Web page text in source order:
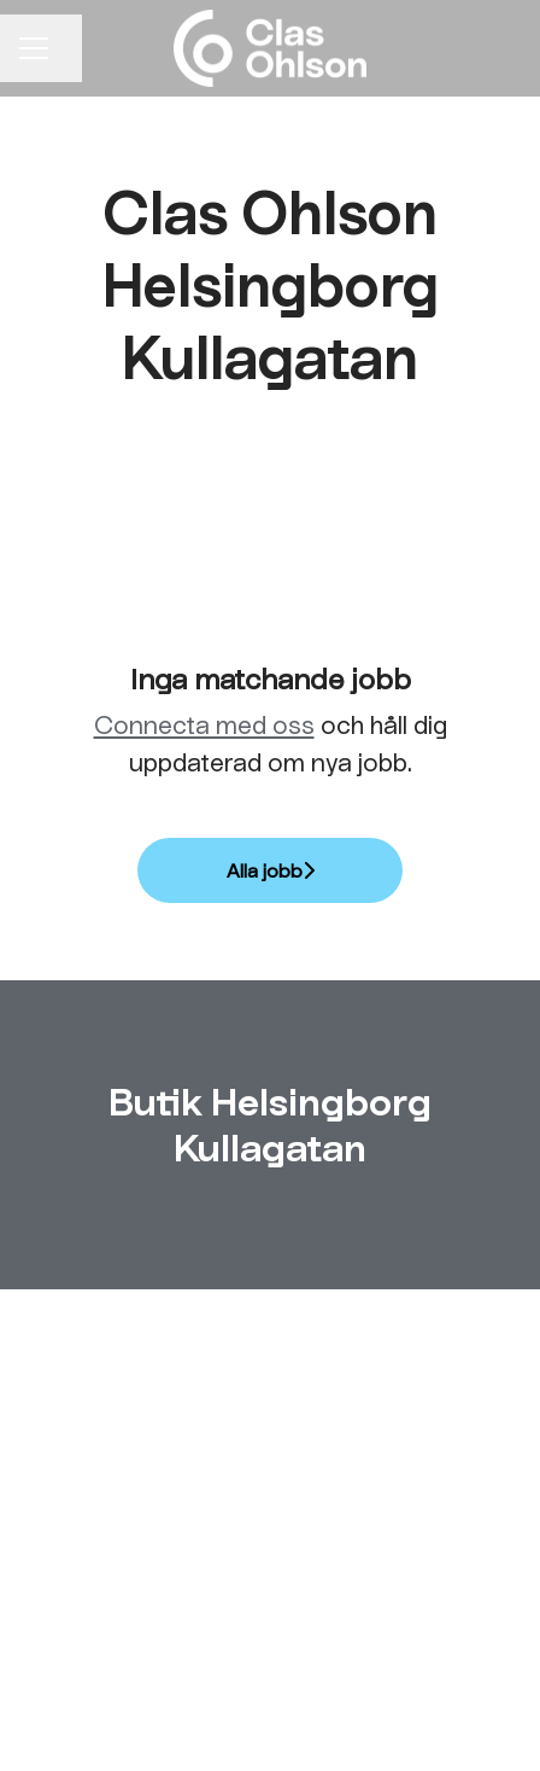
Clas Ohlson
Helsingborg
Kullagatan
Inga matchande jobb
Connecta med oss och håll dig
uppdaterad om nya jobb.
Alla jobb
Butik Helsingborg
Kullagatan